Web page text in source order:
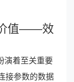
值——效
演着至关重要
接参数的数据